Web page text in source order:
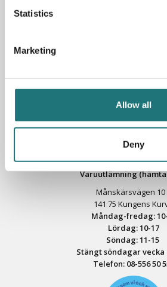
Statistics
Marketing
Allow all
Deny
Söndag: 11-17
Telefon:08-702 78
Se öppettider för
Fri parkering på
Varuutlämning
Månskärsvägen 10
141 75 Kungens
Måndag-fredag:
Lördag: 10-17
Söndag: 11-15
Stängt söndagar vecka
Telefon: 08-556 50